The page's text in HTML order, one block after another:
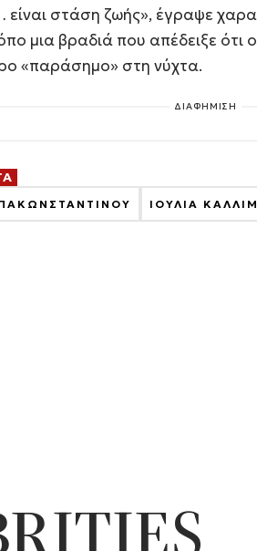
είναι στάση ζωής», έγραψε
μια βραδιά που απέδειξε ότι
«παράσημο» στη νύχτα.
ΔΙΑΦΗΜΙΣΗ
ΙΟΥΛΙΑ